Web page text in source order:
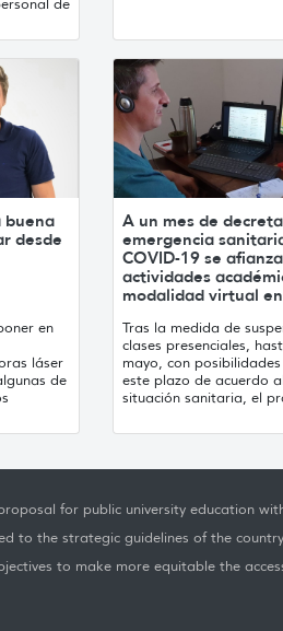
de
buena
desde
en
láser
de
A un mes de
emergencia
COVID-19 se
actividades
modalidad virtual en
Tras la medida de
clases presenciales,
mayo, con
este plazo de acuerdo
situación sanitaria, el
for public university education
to the strategic guidelines of the
to make more equitable the